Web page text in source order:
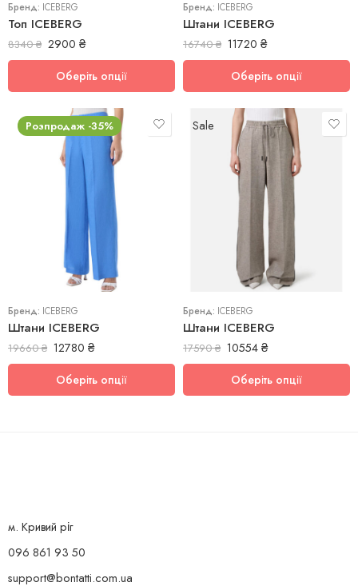
Бренд: ICEBERG
Топ ICEBERG
8340₴ 2900 ₴
Оберіть опції
Бренд: ICEBERG
Штани ICEBERG
16740₴ 11720 ₴
Оберіть опції
Розпродаж -35%
Бренд: ICEBERG
Штани ICEBERG
19660₴ 12780 ₴
Оберіть опції
Sale
Бренд: ICEBERG
Штани ICEBERG
17590₴ 10554₴
Оберіть опції
м. Кривий ріг
096 861 93 50
support@bontatti.com.ua